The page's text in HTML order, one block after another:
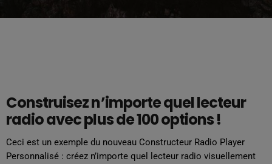
Construisez n’importe quel lecteur
radio avec plus de 100 options !
Ceci est un exemple du nouveau Constructeur Radio Player
Personnalisé : créez n’importe quel lecteur radio visuellement